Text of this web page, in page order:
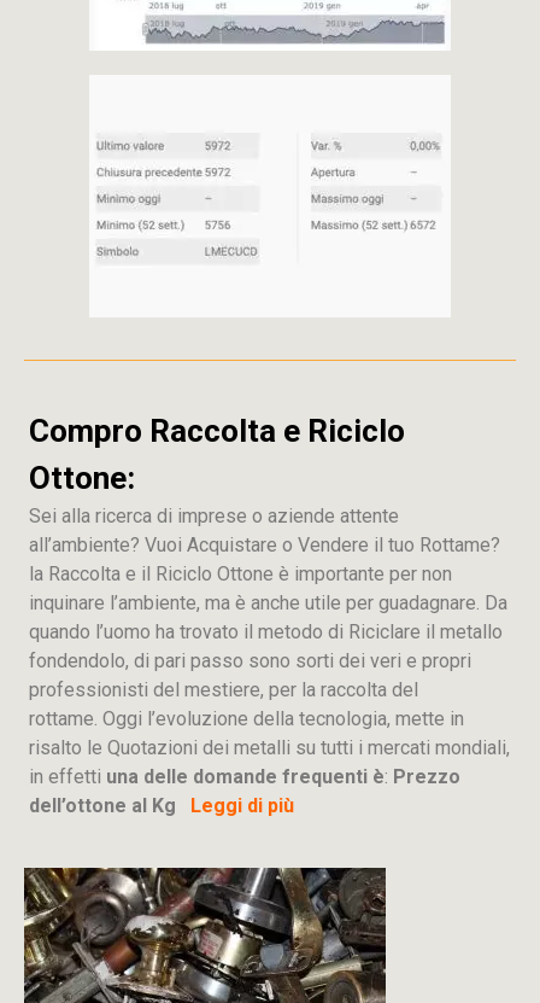
Compro Raccolta e Riciclo
Ottone:
Sei alla ricerca di imprese o aziende attente
all’ambiente? Vuoi Acquistare o Vendere il tuo Rottame?
la Raccolta e il Riciclo Ottone è importante per non
inquinare l’ambiente, ma è anche utile per guadagnare. Da
quando l’uomo ha trovato il metodo di Riciclare il metallo
fondendolo, di pari passo sono sorti dei veri e propri
professionisti del mestiere, per la raccolta del
rottame. Oggi l’evoluzione della tecnologia, mette in
risalto le Quotazioni dei metalli su tutti i mercati mondiali,
in effetti una delle domande frequenti è: Prezzo
dell’ottone al Kg Leggi di più